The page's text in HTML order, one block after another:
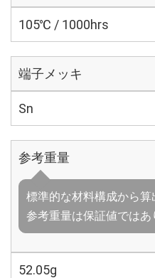
105℃ / 1000hrs
端子メッキ
Sn
参考重量
標準的な材料構成から算
参考重量は保証値ではあ
52.05g